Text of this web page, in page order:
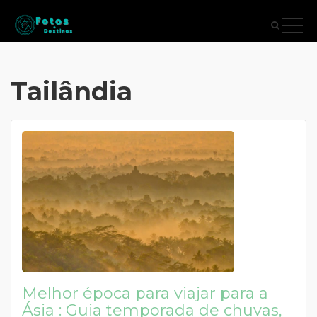
Tailândia
Melhor época para viajar para a
Ásia : Guia temporada de chuvas,